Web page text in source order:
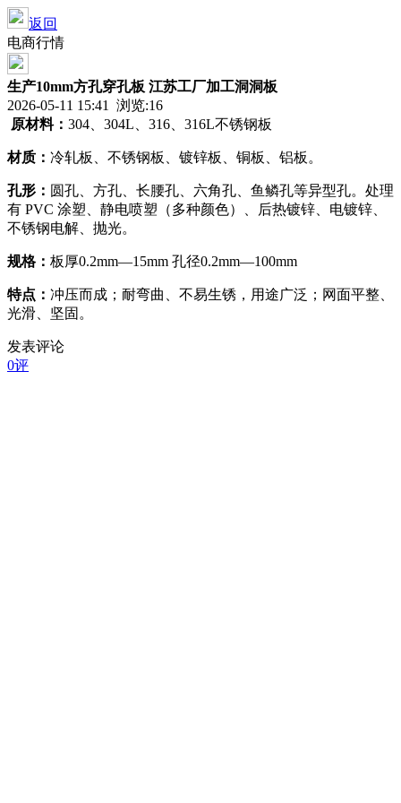
返回
电商行情
生产10mm方孔穿孔板 江苏工厂加工洞洞板
2026-05-11 15:41 浏览:16
原材料： 304、304L、316、316L不锈钢板
材质 ： 冷轧板、不锈钢板、镀锌板、铜板、铝板。
孔形： 圆孔、方孔、长腰孔、六角孔、鱼鳞孔等异型孔。处理
有 PVC 涂塑、静电喷塑（多种颜色）、后热镀锌、电镀锌、
不锈钢电解、抛光。
规格： 板厚0.2mm—15mm 孔径0.2mm—100mm
特点： 冲压而成；耐弯曲、不易生锈，用途广泛；网面平整、
光滑、坚固。
发表评论
0评